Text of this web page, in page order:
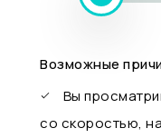
Возможные
Вы
со скоростью,